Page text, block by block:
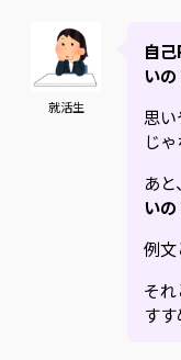
就活生
自
いの
思
じ
あと、
いの
例文
そ
す